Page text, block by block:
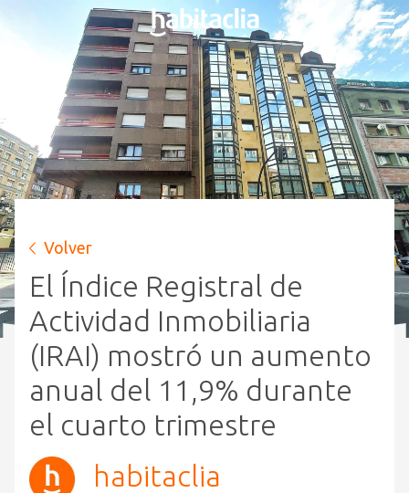
Volver
El Índice Registral de
Actividad Inmobiliaria
(IRAI) mostró un aumento
anual del 11,9% durante
el cuarto trimestre
habitaclia